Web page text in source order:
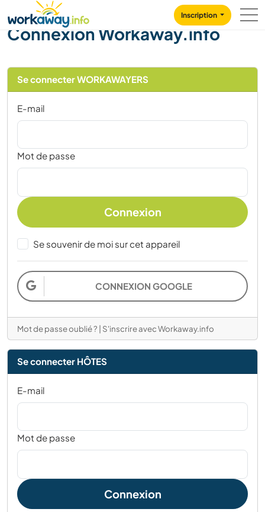
CONTENT
MAIN NAVIGATION
Inscription
Connexion Workaway.info
Se connecter WORKAWAYERS
E-mail
Mot de passe
Connexion
Se souvenir de moi sur cet appareil
CONNEXION GOOGLE
Mot de passe oublié ? | S'inscrire avec Workaway.info
Se connecter HÔTES
E-mail
Mot de passe
Connexion